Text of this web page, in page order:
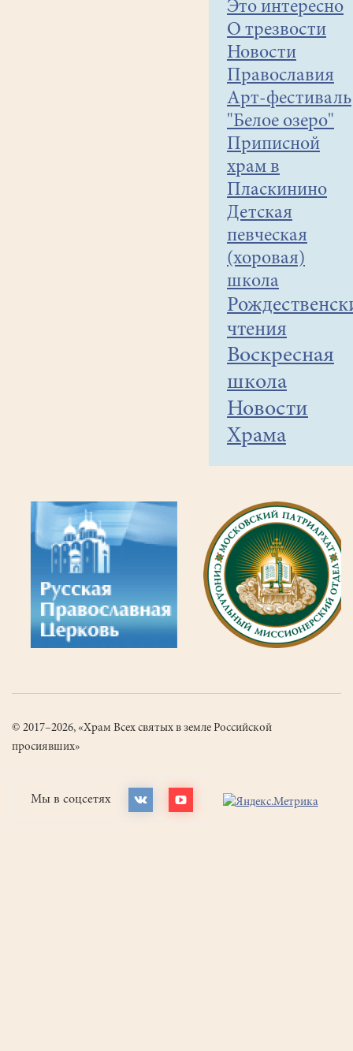
Это интересно
О трезвости
Новости
Православия
Арт-фестиваль
"Белое озеро"
Приписной
храм в
Пласкинино
Детская
певческая
(хоровая)
школа
чтения
Воскресная
школа
Новости
Храма
© 2017–2026, «Храм Всех святых в земле Российской
просиявших»
Мы в соцсетях